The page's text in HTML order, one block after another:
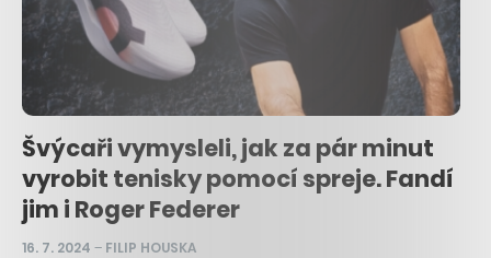
Švýcaři vymysleli, jak za pár minut
vyrobit tenisky pomocí spreje. Fandí
jim i Roger Federer
16. 7. 2024 – FILIP HOUSKA